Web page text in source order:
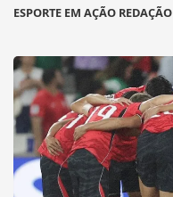
ESPORTE EM AÇÃO REDAÇÃO